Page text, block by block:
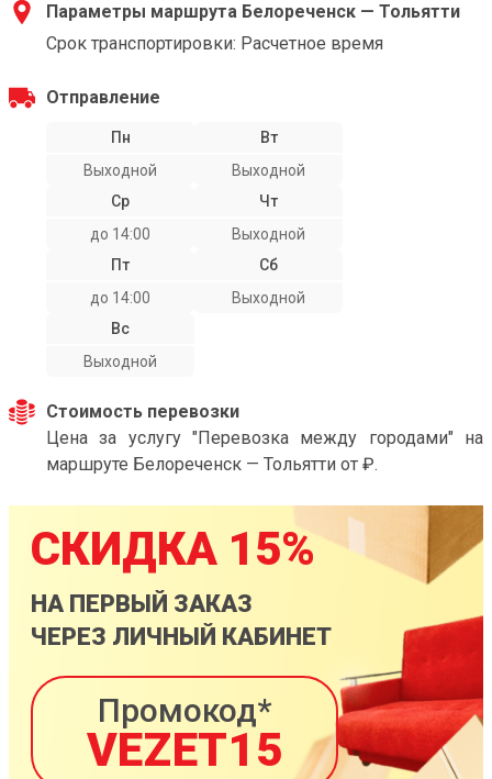
Параметры маршрута Белореченск — Тольятти
Срок транспортировки: Расчетное время
Отправление
Пн
Выходной
Вт
Выходной
Ср
до 14:00
Чт
Выходной
Пт
до 14:00
Сб
Выходной
Вс
Выходной
Стоимость перевозки
Цена за услугу "Перевозка между городами" на
маршруте Белореченск — Тольятти от ₽.
СКИДКА 15%
НА ПЕРВЫЙ ЗАКАЗ
ЧЕРЕЗ ЛИЧНЫЙ КАБИНЕТ
Промокод*
VEZET15